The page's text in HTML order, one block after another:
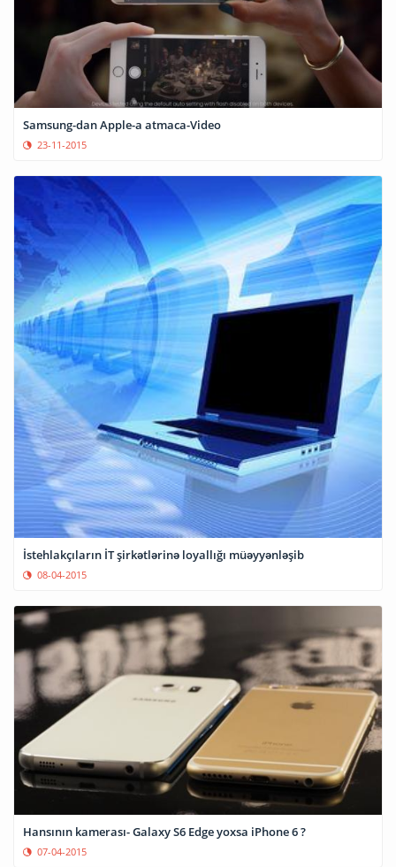
Samsung-dan Apple-a atmaca-Video
23-11-2015
İstehlakçıların İT şirkətlərinə loyallığı müəyyənləşib
08-04-2015
Hansının kamerası- Galaxy S6 Edge yoxsa iPhone 6 ?
07-04-2015